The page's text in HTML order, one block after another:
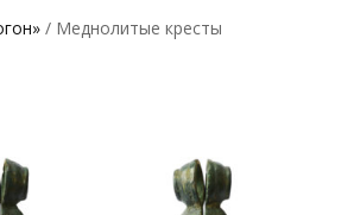
/ Меднолитые кресты